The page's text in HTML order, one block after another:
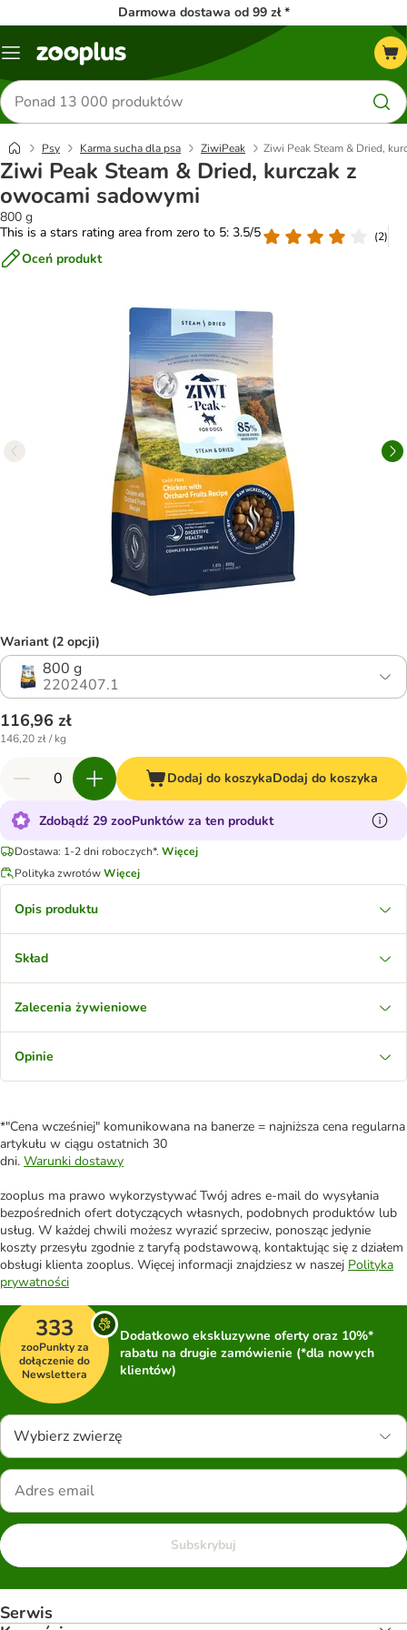
Darmowa dostawa od 99 zł *
Menu
Szukaj
produktów
Psy Karma sucha dla psa ZiwiPeak Ziwi Peak Steam & Dried,
Ziwi Peak Steam & Dried, kurczak z
owocami sadowymi
800 g
This is a stars rating area from zero to 5: 3.5/5
(2)
Oceń produkt
Wariant (2 opcji)
800 g
2202407.1
116,96 zł
146,20 zł / kg
Dodaj do koszykaDodaj do koszyka
Zdobądź 29 zooPunktów za ten produkt
Dostawa: 1-2 dni roboczych*. Więcej
Polityka zwrotówWięcej
Opis produktu
Skład
Zalecenia żywieniowe
Opinie
*"Cena wcześniej" komunikowana na banerze = najniższa cena regularna
artykułu w ciągu ostatnich 30
dni. Warunki dostawy
zooplus ma prawo wykorzystywać Twój adres e-mail do wysyłania
bezpośrednich ofert dotyczących własnych, podobnych produktów lub
usług. W każdej chwili możesz wyrazić sprzeciw, ponosząc jedynie
koszty przesyłu zgodnie z taryfą podstawową, kontaktując się z działem
obsługi klienta zooplus. Więcej informacji znajdziesz w naszej Polityka
prywatności
333
zooPunkty za
dołączenie do
Newslettera
Dodatkowo ekskluzywne oferty oraz 10%*
rabatu na drugie zamówienie (*dla nowych
klientów)
Wybierz zwierzę
Subskrybuj
Serwis